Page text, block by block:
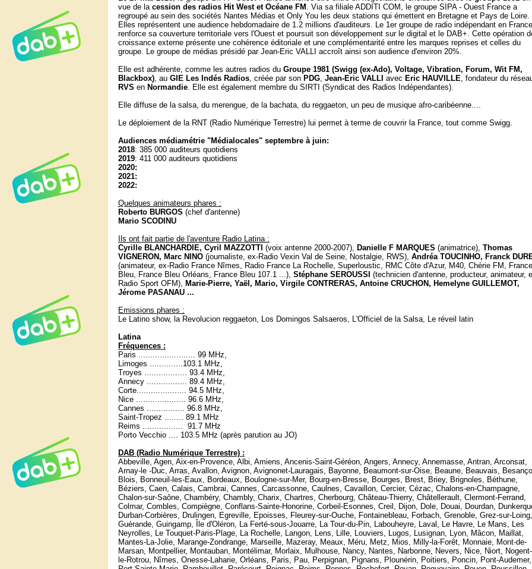
vue de la cession des radios Hit West et Océane FM . Via sa filiale ADDITI COM, le groupe SIPA - Ouest France a
regroupé au sein des sociétés Nantes Médias et Only You les deux stations qui émettent en Bretagne et Pays de Loire.
Elles représentent une audience hebdomadaire de 1.2 millions d'auditeurs. Le 1er groupe de radio indépendant en France
renforce sa couverture territoriale vers l'Ouest et poursuit son développement sur le digital et le DAB+. Cette opération
croissance externe présente une cohérence éditoriale et une complémentarité entre les marques reprises et celles du
groupe. Le groupe de médias présidé par Jean-Eric VALLI accroît ainsi son audience d'environ 20%.
Elle est adhérente, comme les autres radios du Groupe 1981 (Swigg (ex-Ado), Voltage, Vibration, Forum, Wit FM,
Blackbox), au GIE Les Indés Radios, créée par son PDG, Jean-Eric VALLI avec Eric HAUVILLE, fondateur du
RVS en Normandie. Elle est également membre du SIRTI (Syndicat des Radios Indépendantes).
Elle diffuse de la salsa, du merengue, de la bachata, du reggaeton, un peu de musique afro-caribéenne....
Le déploiement de la RNT (Radio Numérique Terrestre) lui permet à terme de couvrir la France, tout comme Swigg.
Audiences médiamétrie "Médialocales" septembre à juin:
2018: 385 000 auditeurs quotidiens
2019: 411 000 auditeurs quotidiens
2020:
2021:
2022:
Quelques animateurs phares :
Roberto BURGOS (chef d'antenne)
Mario SCODINU
Ils ont fait partie de l'aventure Radio Latina :
Cyrille BLANCHARDIE, Cyril MAZZOTTI (voix antenne 2000-2007), Danielle F MARQUES (animatrice), Thomas
VIGNERON, Marc NINO (journaliste, ex-Radio Vexin Val de Seine, Nostalgie, RWS), Andréa TOUCINHO, Franck
(animateur, ex-Radio France Nîmes, Radio France La Rochelle, Superloustic, RMC Côte d'Azur, M40, Chérie FM, France
Bleu, France Bleu Orléans, France Bleu 107.1 ...), Stéphane SEROUSSI (technicien d'antenne, producteur, animateur,
Radio Sport OFM), Marie-Pierre, Yaël, Mario, Virgile CONTRERAS, Antoine CRUCHON, Hemelyne GUILLEMOT,
Jérome PASANAU ...
Emissions phares :
Le Latino show, la Revolucion reggaeton, Los Domingos Salsaeros, L'Officiel de la Salsa, Le réveil latin
Latina
Fréquences :
Paris ........................ 99 MHz,
Limoges ..............103.1 MHz,
Troyes .................. 93.4 MHz,
Annecy ................. 89.4 MHz,
Corte..................... 94.5 MHz,
Nice ..................... 96.6 MHz,
Cannes ................ 96.8 MHz,
Saint-Tropez ........ 89.1 MHz
Reims ................. 91.7 MHz
Porto Vecchio .... 103.5 MHz (après parution au JO)
DAB (Radio Numérique Terrestre) :
Abbeville, Agen, Aix-en-Provence, Albi, Amiens, Ancenis-Saint-Géréon, Angers, Annecy, Annemasse, Antran, Arconsat,
Arnay-le -Duc, Arras, Avallon, Avignon, Avignonet-Lauragais, Bayonne, Beaumont-sur-Oise, Beaune, Beauvais,
Blois, Bonneuil-les-Eaux, Bordeaux, Boulogne-sur-Mer, Bourg-en-Bresse, Bourges, Brest, Briey, Brignoles, Béthune,
Béziers, Caen, Calais, Cambrai, Cannes, Carcassonne, Caulnes, Cavaillon, Cercier, Cézac, Chalons-en-Champagne,
Chalon-sur-Saône, Chambéry, Chambly, Charix, Chartres, Cherbourg, Château-Thierry, Châtellerault, Clermont-Ferrand,
Colmar, Combles, Compiègne, Conflans-Sainte-Honorine, Corbeil-Esonnes, Creil, Dijon, Dole, Douai, Dourdan,
Durban-Corbières, Drulingen, Egreville, Epoisses, Fleurey-sur-Ouche, Fontainebleau, Forbach, Grenoble, Grez-sur-Loing,
Guérande, Guingamp, Île d'Oléron, La Ferté-sous-Jouarre, La Tour-du-Pin, Labouheyre, Laval, Le Havre, Le Mans, Les
Neyrolles, Le Touquet-Paris-Plage, La Rochelle, Langon, Lens, Lille, Louviers, Lugos, Lusignan, Lyon, Mâcon, Maillat,
Mantes-La-Jolie, Marange-Zondrange, Marseille, Mazeray, Meaux, Méru, Metz, Mios, Milly-la-Forêt, Monnaie, Mont-de-
Marsan, Montpellier, Montauban, Montélimar, Morlaix, Mulhouse, Nancy, Nantes, Narbonne, Nevers, Nice, Niort, Nogent-
le-Rotrou, Nîmes, Onesse-Laharie, Orléans, Paris, Pau, Perpignan, Pignans, Plounérin, Poitiers, Poncin, Pont-Audemer,